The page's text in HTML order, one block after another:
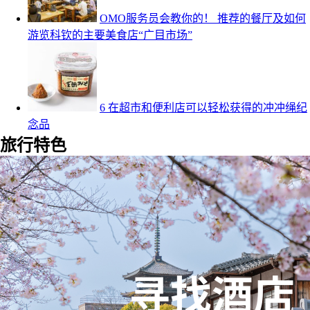
OMO服务员会教你的！ 推荐的餐厅及如何
游览科钦的主要美食店“广目市场”
6 在超市和便利店可以轻松获得的冲冲绳纪
念品
旅行特色